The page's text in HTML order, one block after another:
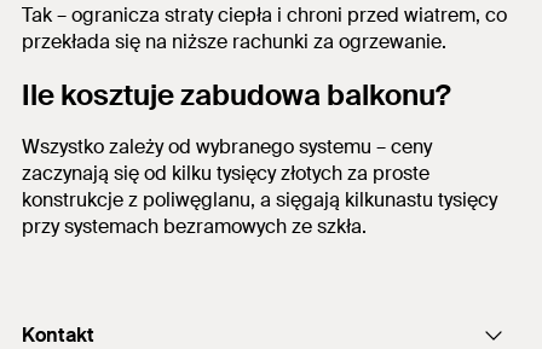
Tak – ogranicza straty ciepła i chroni przed wiatrem, co
przekłada się na niższe rachunki za ogrzewanie.
Ile kosztuje zabudowa balkonu?
Wszystko zależy od wybranego systemu – ceny
zaczynają się od kilku tysięcy złotych za proste
konstrukcje z poliwęglanu, a sięgają kilkunastu tysięcy
przy systemach bezramowych ze szkła.
Kontakt